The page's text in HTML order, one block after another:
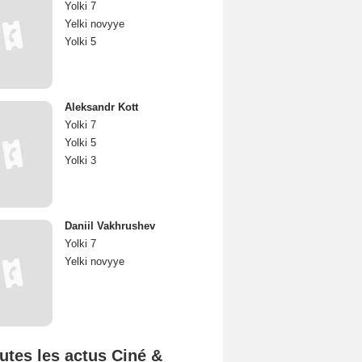
Yolki 7
Yelki novyye
Yolki 5
Aleksandr Kott
Yolki 7
Yolki 5
Yolki 3
Daniil Vakhrushev
Yolki 7
Yelki novyye
les actus Ciné &